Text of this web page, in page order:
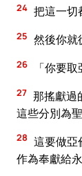
24 把這一切
25 然後你就
26 「你要
27 那搖獻過
這些分別為聖
28 這要做亞
作為奉獻給